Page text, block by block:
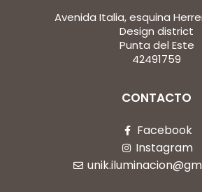
Avenida Italia, esquina
Design district
Punta del Este
42491759
CONTACTO
Facebook
Instagram